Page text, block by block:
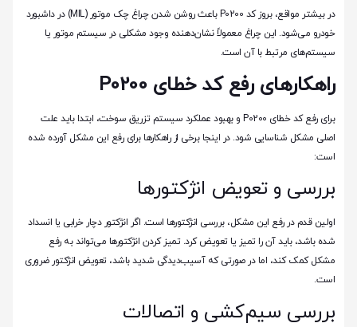
در بیشتر مواقع، بروز کد P0200 باعث روشن شدن چراغ چک موتور (MIL) در داشبورد
خودرو می‌شود. این چراغ معمولاً نشان‌دهنده وجود مشکلی در سیستم موتور یا
سیستم‌های مرتبط با آن است.
راهکارهای رفع کد خطای P0200
برای رفع کد خطای P0200 و بهبود عملکرد سیستم تزریق سوخت، ابتدا باید علت
اصلی مشکل شناسایی شود. در اینجا برخی از راهکارها برای رفع این مشکل آورده شده
است:
بررسی و تعویض انژکتورها
اولین قدم در رفع این مشکل، بررسی انژکتورها است. اگر انژکتور دچار خرابی یا انسداد
شده باشد، باید آن را تمیز یا تعویض کرد. تمیز کردن انژکتورها می‌تواند به رفع
مشکل کمک کند، اما در صورتی که آسیب‌دیدگی شدید باشد، تعویض انژکتور ضروری
است.
بررسی سیم‌کشی و اتصالات